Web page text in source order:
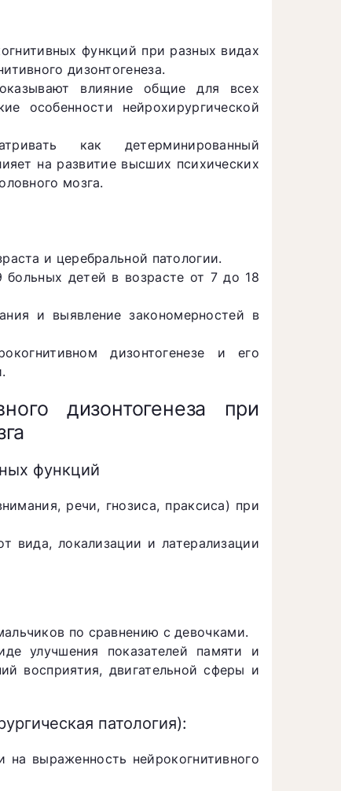
функций при разных видах
дизонтогенеза.
влияние общие для всех
особенности нейрохирургической
как детерминированный
на развитие высших психических
мозга.
и церебральной патологии.
больных детей в возрасте от 7 до 18
и выявление закономерностей в
дизонтогенезе и его
дизонтогенеза при
функций
речи, гнозиса, праксиса) при
вида, локализации и латерализации
по сравнению с девочками.
улучшения показателей памяти и
восприятия, двигательной сферы и
патология):
на выраженность нейрокогнитивного